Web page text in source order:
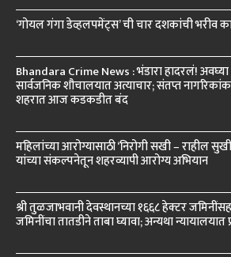
‘गोयल गंगा डेव्हलपमेंट्स’ ची चार दशकांची भरीव
Bhandara Crime News : भंडारा हादरलं! अवघ्या
सार्वजनिक शौचालयात अत्याचार; संतप्त
शहरात आज कडकडीत बंद
महिलांच्या आरोग्यासाठी ‘निरोगी सखी – राहील
यांच्या संकल्पनेतून शहरव्यापी आरोग्य अभियान
श्री तुळजाभवानी देवस्थानच्या १६६८ हेक्टर
जमिनींचा तातडीने ताबा घ्यावा; अन्यथा न्यायालयात